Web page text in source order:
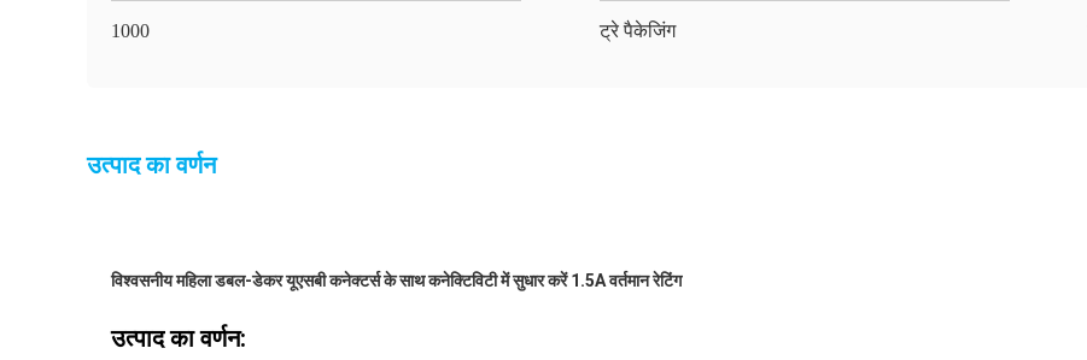
1000 ट्रे पैकेजिंग
उत्पाद का वर्णन
विश्वसनीय महिला डबल-डेकर यूएसबी कनेक्टर्स के साथ कनेक्टिविटी में सुधार करें 1.5A वर्तमान रेटिंग
उत्पाद का वर्णन: